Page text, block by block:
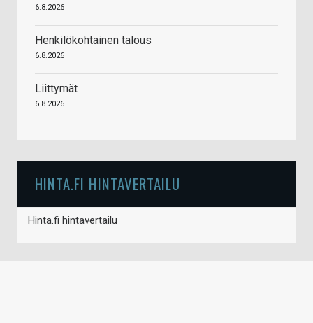
6.8.2026
Henkilökohtainen talous
6.8.2026
Liittymät
6.8.2026
HINTA.FI HINTAVERTAILU
Hinta.fi hintavertailu